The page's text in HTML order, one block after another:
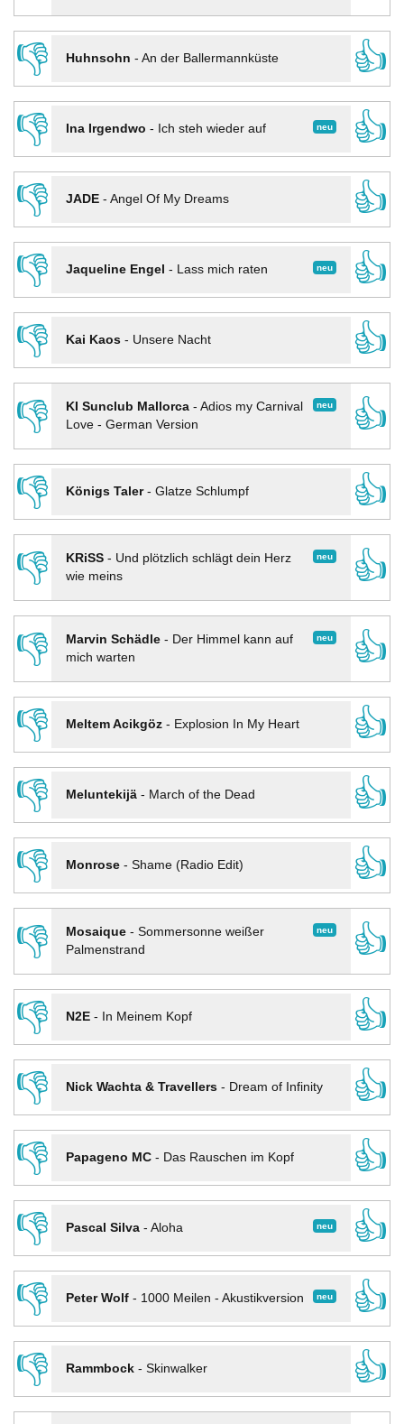
👎
Huhnsohn - An der Ballermannküste
👍
👎
neu
Ina Irgendwo - Ich steh wieder auf
👍
👎
JADE- Angel Of My Dreams
👍
👎
neu
Jaqueline Engel - Lass mich raten
👍
👎
Kai Kaos- Unsere Nacht
👍
👎
neu
KI Sunclub Mallorca- Adios my Carnival
Love - German Version
👍
👎
Königs Taler- Glatze Schlumpf
👍
👎
neu
KRiSS- Und plötzlich schlägt dein Herz
wie meins
👍
👎 neu
Marvin Schädle- Der Himmel kann auf
mich warten
👍
👎
Meltem Acikgöz- Explosion In My Heart
👍
👎
Meluntekijä- March of the Dead
👍
👎
Monrose- Shame (Radio Edit)
👍
👎
neu
Mosaique- Sommersonne weißer
Palmenstrand
👍
👎
N2E- In Meinem Kopf
👍
👎
Nick Wachta & Travellers- Dream of Infinity
👍
👎
Papageno MC- Das Rauschen im Kopf
👍
👎
neu
Pascal Silva- Aloha
👍
👎
neu
Peter Wolf- 1000 Meilen - Akustikversion
👍
👎
Rammbock- Skinwalker
👍